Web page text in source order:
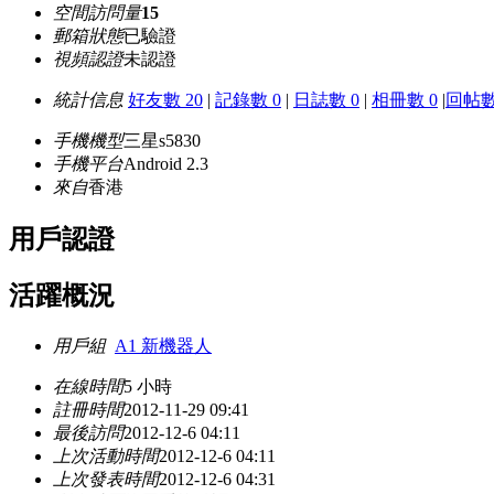
空間訪問量15
郵箱狀態已驗證
視頻認證未認證
統計信息 好友數 20 | 記錄數 0 | 日誌數 0 | 相冊數 0 |回帖
手機機型三星s5830
手機平台Android 2.3
來自香港
用戶認證
活躍概況
用戶組 A1 新機器人
在線時間5 小時
註冊時間2012-11-29 09:41
最後訪問2012-12-6 04:11
上次活動時間2012-12-6 04:11
上次發表時間2012-12-6 04:31